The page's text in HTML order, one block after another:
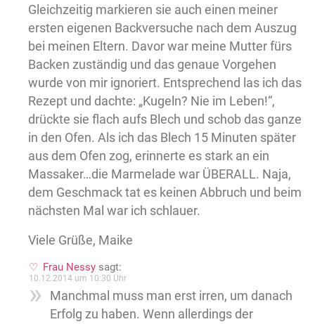
Gleichzeitig markieren sie auch einen meiner
ersten eigenen Backversuche nach dem Auszug
bei meinen Eltern. Davor war meine Mutter fürs
Backen zuständig und das genaue Vorgehen
wurde von mir ignoriert. Entsprechend las ich das
Rezept und dachte: „Kugeln? Nie im Leben!“,
drückte sie flach aufs Blech und schob das ganze
in den Ofen. Als ich das Blech 15 Minuten später
aus dem Ofen zog, erinnerte es stark an ein
Massaker…die Marmelade war ÜBERALL. Naja,
dem Geschmack tat es keinen Abbruch und beim
nächsten Mal war ich schlauer.
Viele Grüße, Maike
Frau Nessy sagt:
10.12.2014 um 10:30 Uhr
Manchmal muss man erst irren, um danach
Erfolg zu haben. Wenn allerdings der